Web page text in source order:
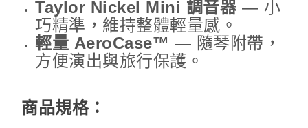
Taylor Nickel Mini 調音器 — 小
巧精準，維持整體輕量感。
輕量 AeroCase™ — 隨琴附帶，
方便演出與旅行保護。
商品規格：